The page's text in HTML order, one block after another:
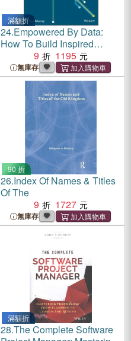
滿額折
24.Empowered By Data:
How To Build Inspired
Analyticscommunities
9 1195
無庫存
90 折
26.Index Of Names & Titles
Of The
9
1727
無庫存
滿額折
28.The Complete Software